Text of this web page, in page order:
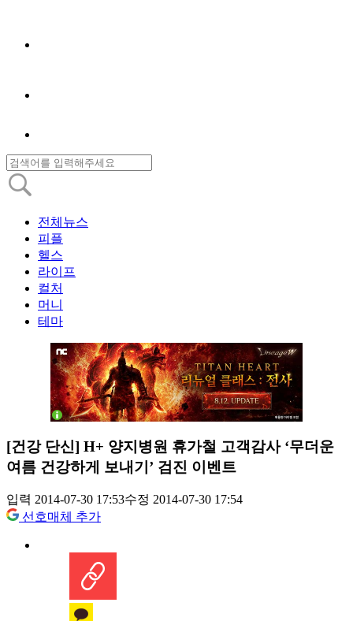
전체뉴스
피플
헬스
라이프
컬처
머니
테마
[건강 단신] H+ 양지병원 휴가철 고객감사 ‘무더운
여름 건강하게 보내기’ 검진 이벤트
입력 2014-07-30 17:53수정 2014-07-30 17:54
선호매체 추가